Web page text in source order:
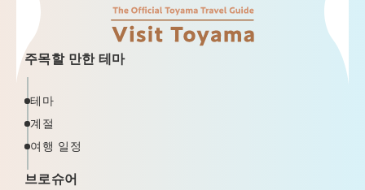
주목할 만한 테마
테마
계절
여행 일정
브로슈어